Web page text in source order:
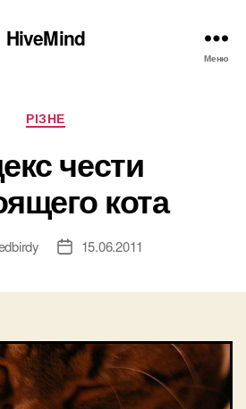
HiveMind
Меню
Категорії
РІЗНЕ
чести
кота
Дата15.06.2011